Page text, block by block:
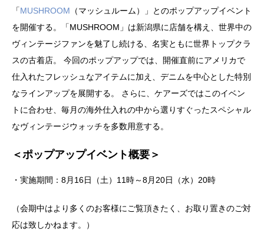
「MUSHROOM （マッシュルーム）」とのポップアップイベント
を開催する。「MUSHROOM」は新潟県に店舗を構え、世界中の
ヴィンテージファンを魅了し続ける、名実ともに世界トップクラ
スの古着店。 今回のポップアップでは、開催直前にアメリカで
仕入れたフレッシュなアイテムに加え、デニムを中心とした特別
なラインアップを展開する。 さらに、ケアーズではこのイベン
トに合わせ、毎月の海外仕入れの中から選りすぐったスペシャル
なヴィンテージウォッチを多数用意する。
＜ポップアップイベント概要＞
・実施期間：8月16日（土）11時～8月20日（水）20時
（会期中はより多くのお客様にご覧頂きたく、お取り置きのご対
応は致しかねます。）